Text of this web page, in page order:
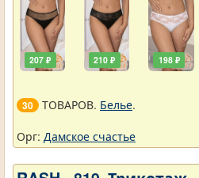
207 ₽ 210 ₽ 198 ₽
30 ТОВАРОВ. Белье.
Орг: Дамское счастье